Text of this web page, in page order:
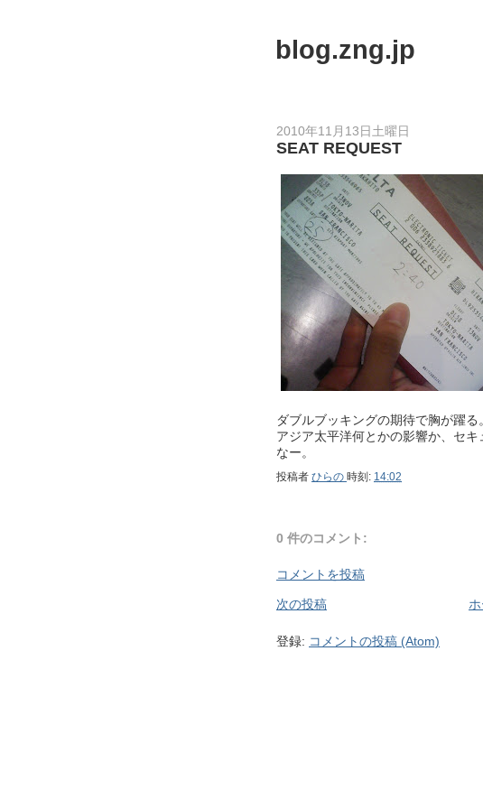
blog.zng.jp
2010年11月13日土曜日
SEAT REQUEST
ダブルブッキングの期待で胸が躍る。
アジア太平洋何とかの影響か、セ
なー。
投稿者 ひらの 時刻: 14:02
0 件のコメント:
コメントを投稿
次の投稿
登録: コメントの投稿 (Atom)